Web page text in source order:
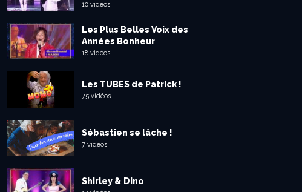
10 vidéos
Les Plus Belles Voix des
Années Bonheur
18 vidéos
Les TUBES de Patrick !
75 vidéos
Sébastien se lâche !
7 vidéos
Shirley & Dino